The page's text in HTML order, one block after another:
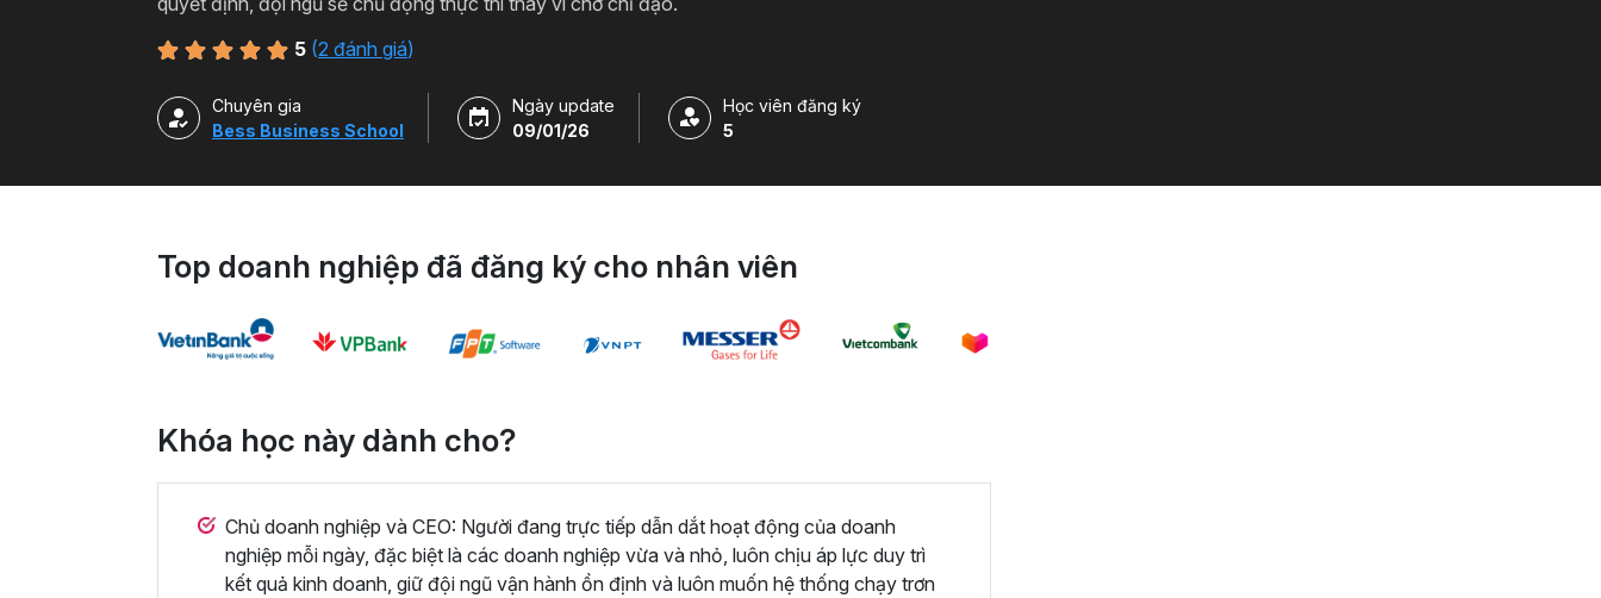
5 (2 đánh giá)
Chuyên gia
Bess Business School
Ngày update
09/01/26
Học viên đăng ký
5
Top doanh nghiệp đã đăng ký cho nhân viên
Khóa học này dành cho?
Chủ doanh nghiệp và CEO: Người đang trực tiếp dẫn dắt hoạt động của doanh
nghiệp mỗi ngày, đặc biệt là các doanh nghiệp vừa và nhỏ, luôn chịu áp lực duy trì
kết quả kinh doanh, giữ đội ngũ vận hành ổn định và luôn muốn hệ thống chạy trơn